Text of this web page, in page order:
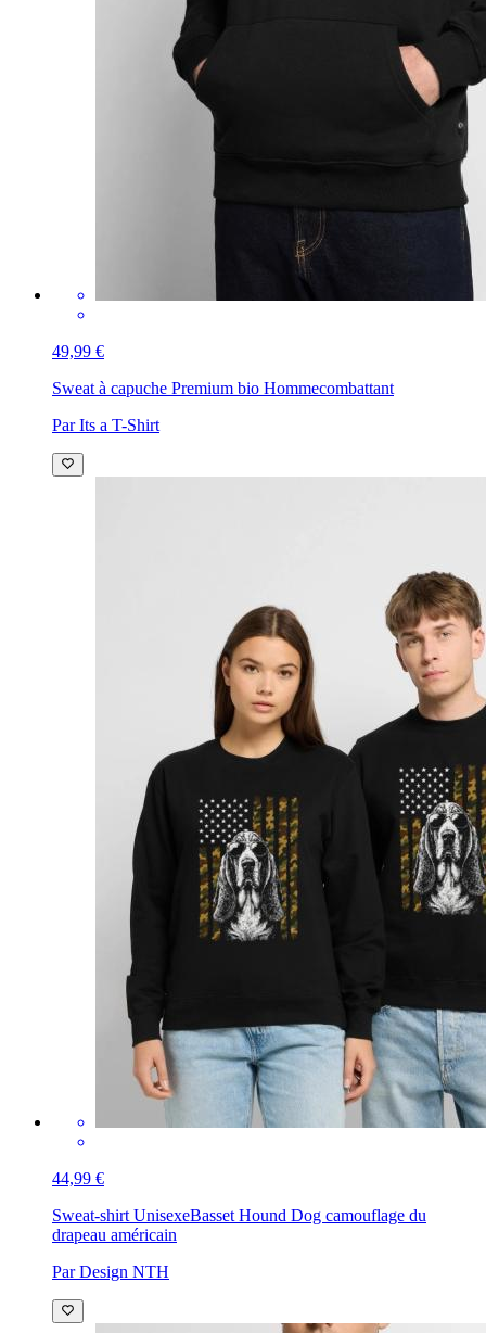
49,99 €
Sweat à capuche Premium bio Hommecombattant
Par Its a T-Shirt
44,99 €
Sweat-shirt UnisexeBasset Hound Dog camouflage du
drapeau américain
Par Design NTH